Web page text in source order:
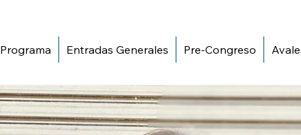
Programa Entradas Generales Pre-Congreso